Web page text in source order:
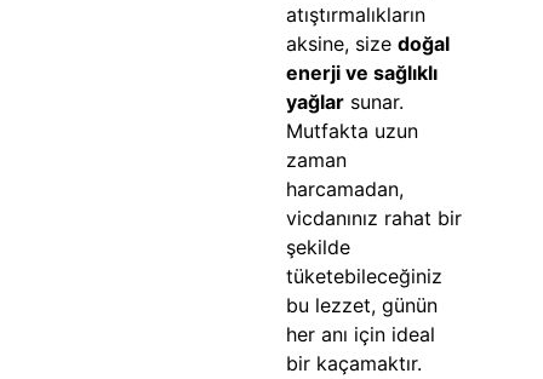
atıştırmalıkların
aksine, sizedoğal
enerji ve sağlıklı
yağlar sunar.
Mutfakta uzun
zaman
harcamadan,
vicdanınız rahat bir
şekilde
tüketebileceğiniz
bu lezzet, günün
her anı için ideal
bir kaçamaktır.